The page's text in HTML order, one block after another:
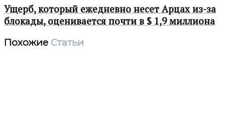
Ущерб, который ежедневно несет Арцах из-за
блокады, оценивается почти в $ 1,9 миллиона
Похожие Статьи